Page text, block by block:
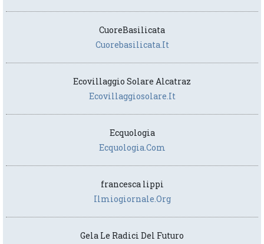
CuoreBasilicata
Cuorebasilicata.it
Ecovillaggio Solare Alcatraz
Ecovillaggiosolare.it
Ecquologia
Ecquologia.com
francesca lippi
Ilmiogiornale.org
Gela Le Radici Del Futuro